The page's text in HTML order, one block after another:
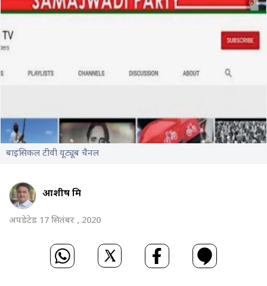
बाइसिकल टीवी यूट्यूब चैनल
आशीष मिश्र
अपडेटेड 17 सितंबर , 2020